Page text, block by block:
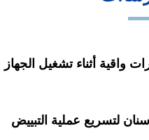
واقية أثناء تشغيل الجهاز
لتسريع عملية التبييض